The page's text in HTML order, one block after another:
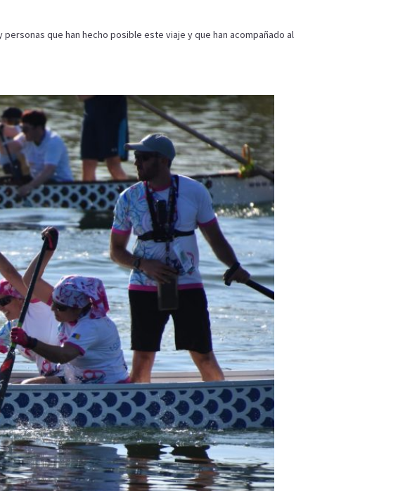
que han hecho posible este viaje y que han acompañado al